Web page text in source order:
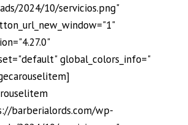
2024/10/servicios.png"
global_colors_info="
barberialords.com/wp-